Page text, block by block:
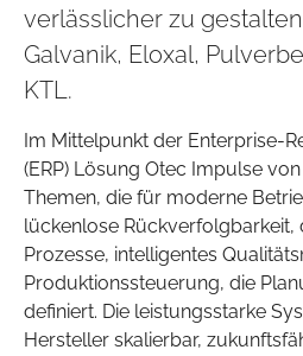
verlässlicher zu
Galvanik, Eloxal,
KTL.
Im Mittelpunkt der Enterprise-
(ERP) Lösung Otec Impulse
Themen, die für moderne
lückenlose
Prozesse, intelligentes
Produktionssteuerung, die
definiert. Die leistungsstarke
Hersteller skalierbar,